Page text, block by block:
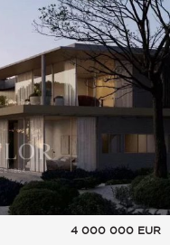
4 000 000 EUR